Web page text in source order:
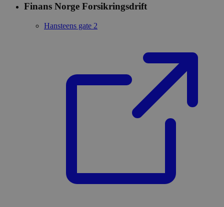
Finans Norge Forsikringsdrift
Hansteens gate 2